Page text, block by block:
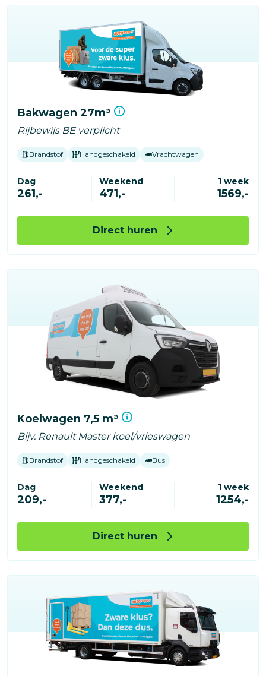
Bakwagen 27m³
Rijbewijs BE verplicht
Brandstof Handgeschakeld Vrachtwagen
Dag
261,-
Weekend
471,-
1 week
1569,-
Direct huren
Koelwagen 7,5 m³
Bijv. Renault Master koel/vrieswagen
Brandstof Handgeschakeld Bus
Dag
209,-
Weekend
377,-
1 week
1254,-
Direct huren